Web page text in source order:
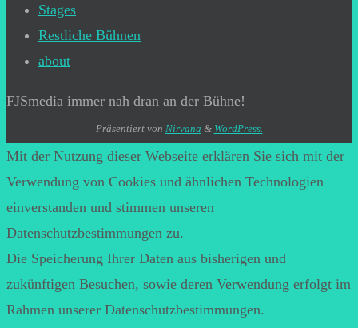
Stages
Restliche Bühnen
about
FJSmedia immer nah dran an der Bühne!
Präsentiert von Nirvana & WordPress.
Mit der Nutzung dieser Webseite erklären Sie sich mit der
Verwendung von Cookies und ähnlichen Technologien
einverstanden und stimmen unseren
Datenschutzbestimmungen zu.
Die Speicherung Ihrer Daten aus bisherigen und
zukünftigen Besuchen, sowie deren Verwendung erfolgt im
Rahmen unserer Datenschutzbestimmungen.